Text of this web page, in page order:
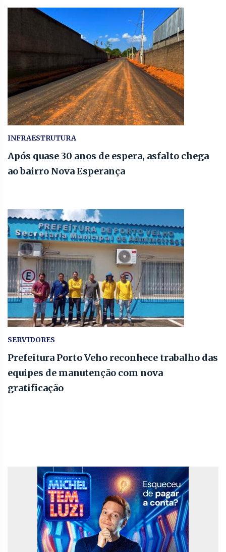
INFRAESTRUTURA
Após quase 30 anos de espera, asfalto chega
ao bairro Nova Esperança
SERVIDORES
Prefeitura Porto Veho reconhece trabalho das
equipes de manutenção com nova
gratificação